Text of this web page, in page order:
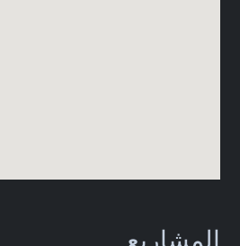
المشاريع